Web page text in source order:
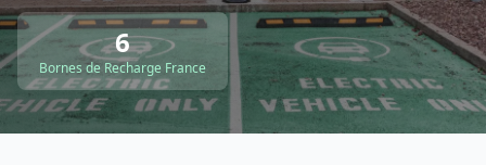
6
Bornes de Recharge France